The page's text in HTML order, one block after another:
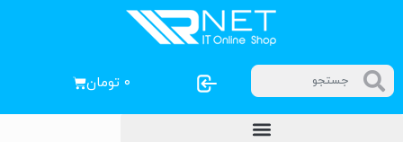
۰ تومان